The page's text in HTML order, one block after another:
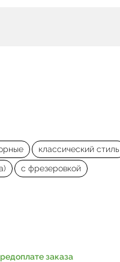
классический стиль
с фрезеровкой
заказа